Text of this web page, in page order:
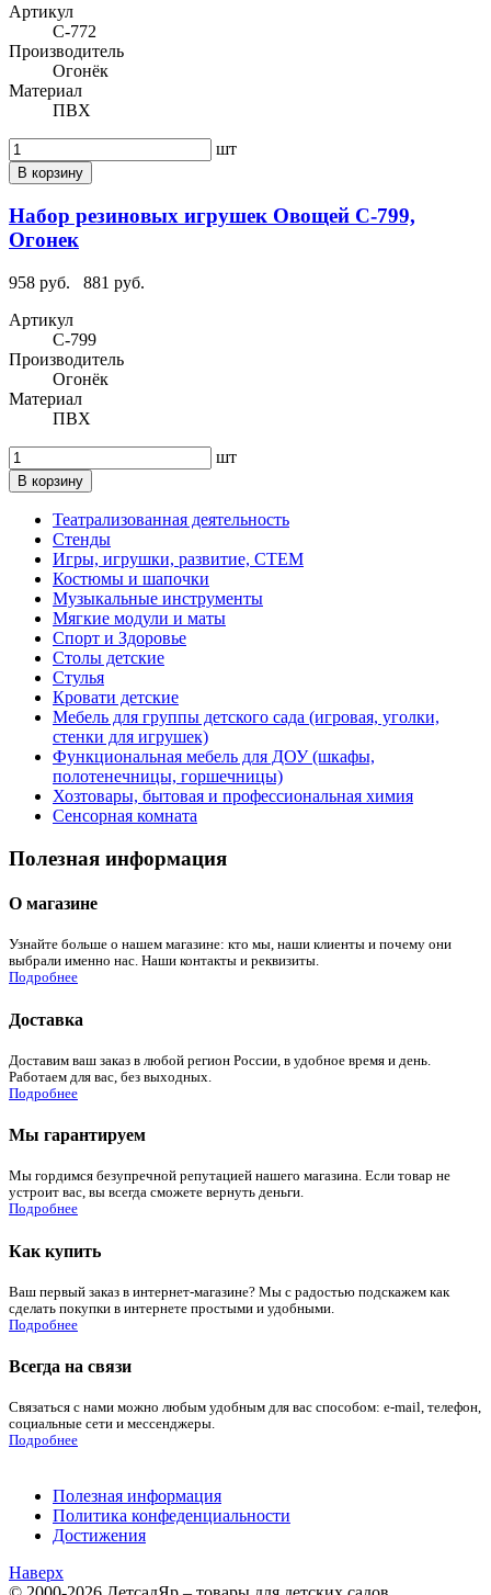
Артикул
С-772
Производитель
Огонёк
Материал
ПВХ
шт
В корзину
Набор резиновых игрушек Овощей С-799,
Огонек
958 руб.
881 руб.
Артикул
С-799
Производитель
Огонёк
Материал
ПВХ
шт
В корзину
Театрализованная деятельность
Стенды
Игры, игрушки, развитие, СТЕМ
Костюмы и шапочки
Музыкальные инструменты
Мягкие модули и маты
Спорт и Здоровье
Столы детские
Стулья
Кровати детские
Мебель для группы детского сада (игровая, уголки,
стенки для игрушек)
Функциональная мебель для ДОУ (шкафы,
полотенечницы, горшечницы)
Хозтовары, бытовая и профессиональная химия
Сенсорная комната
Полезная информация
О магазине
Узнайте больше о нашем магазине: кто мы, наши клиенты и почему они
выбрали именно нас. Наши контакты и реквизиты.
Подробнее
Доставка
Доставим ваш заказ в любой регион России, в удобное время и день.
Работаем для вас, без выходных.
Подробнее
Мы гарантируем
Мы гордимся безупречной репутацией нашего магазина. Если товар не
устроит вас, вы всегда сможете вернуть деньги.
Подробнее
Как купить
Ваш первый заказ в интернет-магазине? Мы с радостью подскажем как
сделать покупки в интернете простыми и удобными.
Подробнее
Всегда на связи
Связаться с нами можно любым удобным для вас способом: e-mail, телефон,
социальные сети и мессенджеры.
Подробнее
Полезная информация
Политика конфеденциальности
Достижения
Наверх